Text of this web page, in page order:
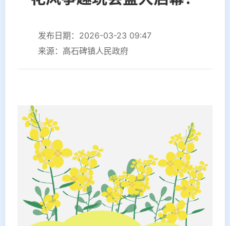
发布日期：2026-03-23 09:47
来源：高石碑镇人民政府